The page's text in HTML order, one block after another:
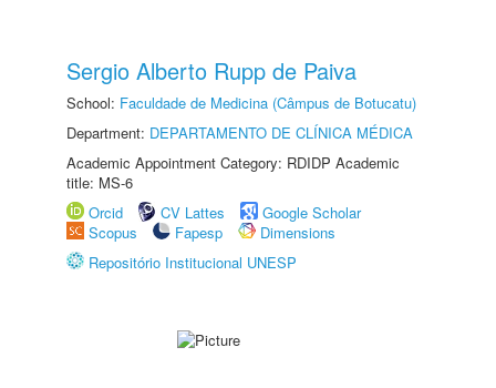
Sergio Alberto Rupp de Paiva
School: Faculdade de Medicina (Câmpus de Botucatu)
Department: DEPARTAMENTO DE CLÍNICA MÉDICA
Academic Appointment Category: RDIDP Academic
title: MS-6
Orcid
CV Lattes
Google Scholar
Scopus
Fapesp
Dimensions
Repositório Institucional UNESP